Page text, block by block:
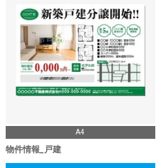
A4
物件情報_戸建